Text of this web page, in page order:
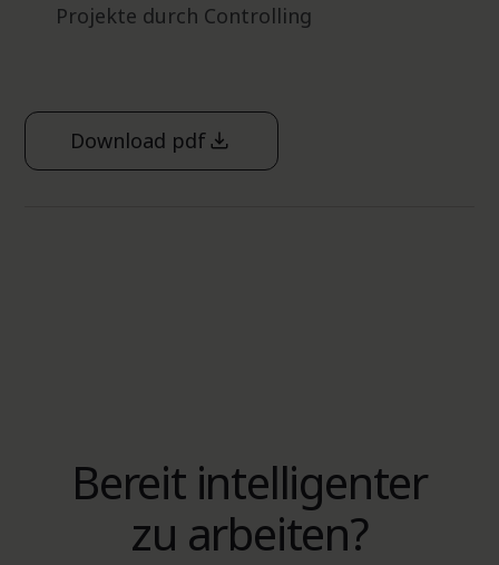
Projekte durch Controlling
Download pdf
Bereit intelligenter
zu arbeiten?